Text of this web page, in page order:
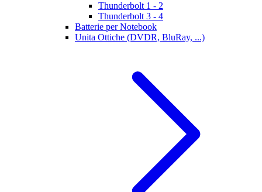
Thunderbolt 1 - 2
Thunderbolt 3 - 4
Batterie per Notebook
Unita Ottiche (DVDR, BluRay, ...)